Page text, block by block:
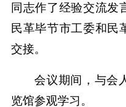
同志作了经验交流发
民革毕节市工委和民
交接。
会议期间，与会
览馆参观学习。